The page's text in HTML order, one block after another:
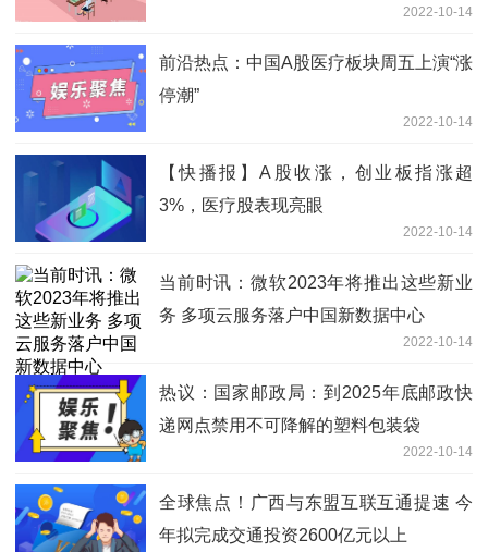
2022-10-14
前沿热点：中国A股医疗板块周五上演“涨
停潮”
2022-10-14
【快播报】A股收涨，创业板指涨超
3%，医疗股表现亮眼
2022-10-14
当前时讯：微软2023年将推出这些新业
务 多项云服务落户中国新数据中心
2022-10-14
热议：国家邮政局：到2025年底邮政快
递网点禁用不可降解的塑料包装袋
2022-10-14
全球焦点！广西与东盟互联互通提速 今
年拟完成交通投资2600亿元以上